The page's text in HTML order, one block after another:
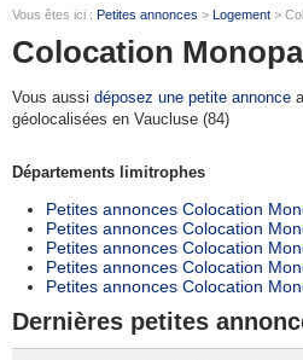
Vous êtes ici : Petites annonces > Logement >
Colocation
Vous aussi déposez une petite annonce
géolocalisées en Vaucluse (84)
Départements limitrophes
Petites annonces Colocation
Petites annonces Colocation
Petites annonces Colocation
Petites annonces Colocation
Petites annonces Colocation
Dernières petites